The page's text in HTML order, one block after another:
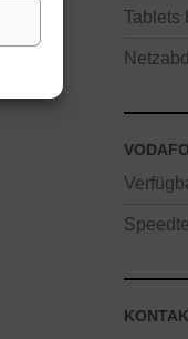
Tablets